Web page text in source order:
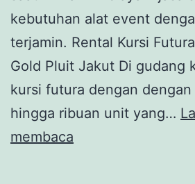
kebutuhan alat event
terjamin. Rental Kursi
Gold Pluit Jakut Di gudang
kursi futura dengan
hingga ribuan unit yang…
membaca